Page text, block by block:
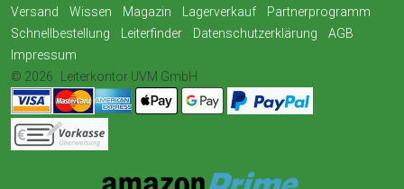
Versand Wissen Magazin Lagerverkauf
Partnerprogramm
Schnellbestellung
Leiterfinder Datenschutzerklärung
AGB
Impressum
© 2026
Leiterkontor UVM GmbH